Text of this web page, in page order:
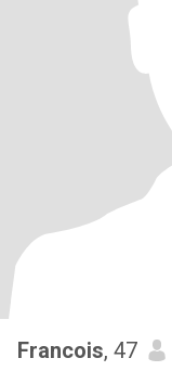
Francois, 47